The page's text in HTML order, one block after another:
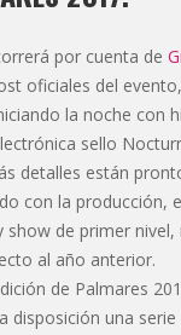
por cuenta de
oficiales del
la noche con
sello
detalles están
con la producción,
show de primer
al año anterior.
de Palmares
disposición una serie